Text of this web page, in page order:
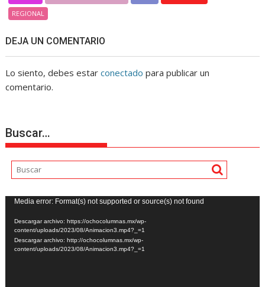
REGIONAL
DEJA UN COMENTARIO
Lo siento, debes estarconectado para publicar un
comentario.
Buscar…
Reproductor
de
vídeo
Media error: Format(s) not supported or source(s) not found
Descargar archivo: https://ochocolumnas.mx/wp-
content/uploads/2023/08/Animacion3.mp4?_=1
Descargar archivo: http://ochocolumnas.mx/wp-
content/uploads/2023/08/Animacion3.mp4?_=1